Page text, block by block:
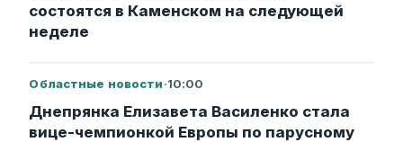
состоятся в Каменском на следующей
неделе
Областные новости·10:00
Днепрянка Елизавета Василенко стала
вице-чемпионкой Европы по парусному